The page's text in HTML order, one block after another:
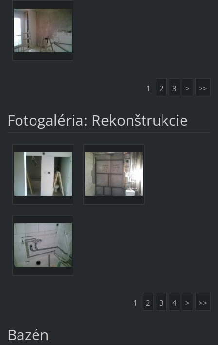
1 2 3 > >>
Fotogaléria: Rekonštrukcie
1 2 3 4 > >>
Bazén